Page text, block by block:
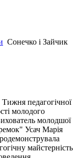
Сонечко і Зайчик
педагогічної
молодого
молодшої
Усач Марія
майстерність